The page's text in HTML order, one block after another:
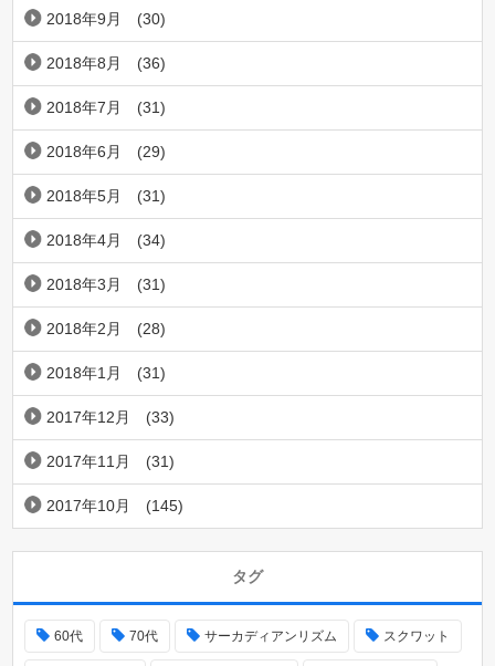
2018年9月 (30)
2018年8月 (36)
2018年7月 (31)
2018年6月 (29)
2018年5月 (31)
2018年4月 (34)
2018年3月 (31)
2018年2月 (28)
2018年1月 (31)
2017年12月 (33)
2017年11月 (31)
2017年10月 (145)
タグ
60代 70代 サーカディアンリズム スクワット